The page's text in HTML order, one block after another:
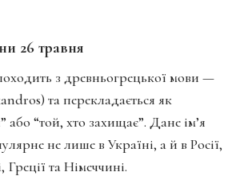
26 травня
з древньогрецької мови —
та перекладається як
або “той, хто захищає”. Дане ім’я
не лише в Україні, а й в Росії,
та Німеччині.